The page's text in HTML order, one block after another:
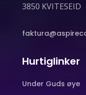
3850 KVITESEID
Hurtiglinker
Under Guds øye